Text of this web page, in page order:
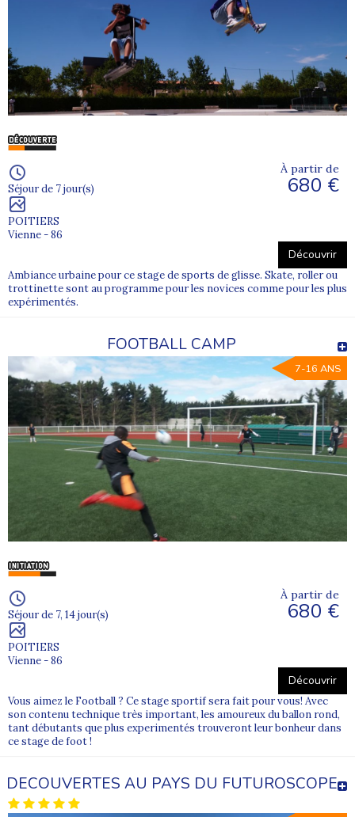
Séjour de 7 jour(s)
POITIERS
Vienne - 86
À partir de
680 €
Découvrir
Ambiance urbaine pour ce stage de sports de glisse. Skate, roller ou
trottinette sont au programme pour les novices comme pour les plus
expérimentés.
FOOTBALL CAMP
7-16 ANS
Séjour de 7, 14 jour(s)
POITIERS
Vienne - 86
À partir de
680 €
Découvrir
Vous aimez le Football ? Ce stage sportif sera fait pour vous! Avec
son contenu technique très important, les amoureux du ballon rond,
tant débutants que plus experimentés trouveront leur bonheur dans
ce stage de foot !
DECOUVERTES AU PAYS DU FUTUROSCOPE